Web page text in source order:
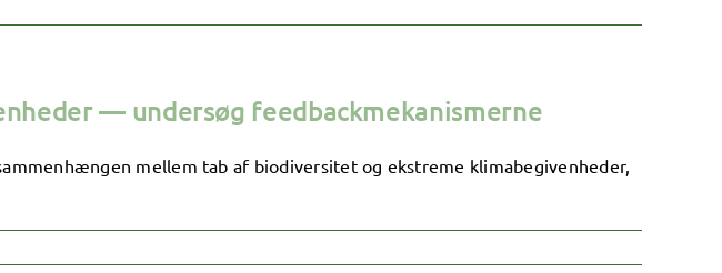
— undersøg feedbackmekanismerne
mellem tab af biodiversitet og ekstreme klimabegivenheder,